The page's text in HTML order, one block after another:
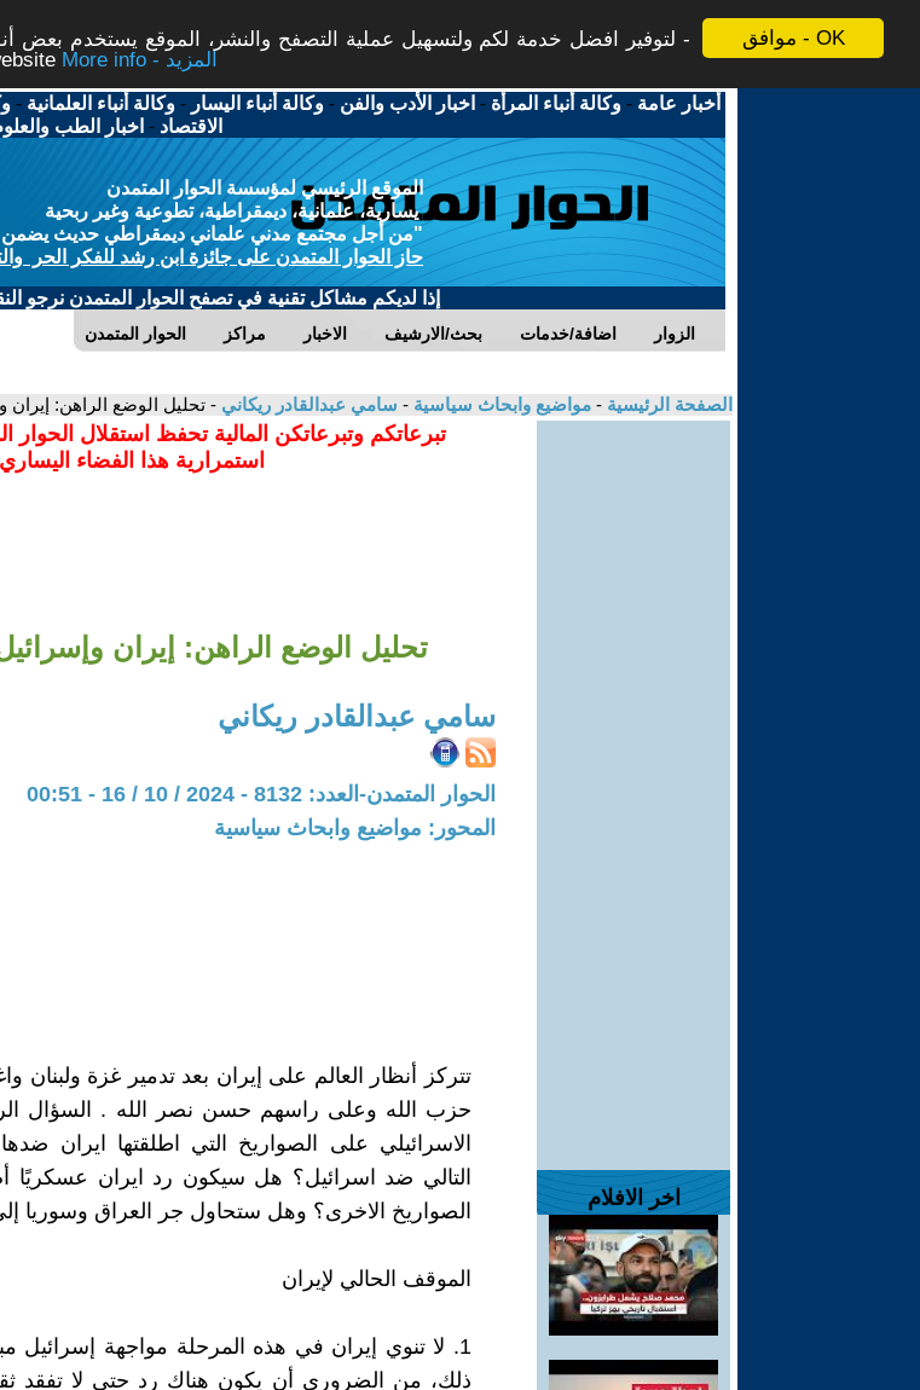
موافق - OK
لتوفير افضل خدمة لكم ولتسهيل عملية التصفح والنشر، الموقع يستخدم بعض
More info - المزيد
أخبار عامة -وكالة أنباء المرأة - اخبار الأدب والفن -وكالة أنباء اليسار -وكالة أنباء العلمانية -
الاقتصاد - اخبار الطب
الموقع الرئيسي لمؤسسة الحوار المتمدن
يسارية، علمانية، ديمقراطية، تطوعية وغير ربحية
"من أجل مجتمع مدني علماني ديمقراطي حديث يضمن
حاز الحوار المتمدن على جائزة ابن رشد للفكر الحر
إذا لديكم مشاكل تقنية في تصفح الحوار المتمدن نرجو
الحوار المتمدن مراكز الاخبار بحث/الارشيف اضافة/خدمات الزوار
الصفحة الرئيسية - مواضيع وابحاث سياسية - سامي عبدالقادر ريكاني - تحليل الوضع الراهن:
اخر الافلام
تبرعاتكم وتبرعاتكن المالية تحفظ استقلال
استمرارية هذا الفضاء
تحليل الوضع الراهن: إيران
سامي عبدالقادر ريكاني
الحوار المتمدن-العدد: 8132 - 2024 / 10 / 16 - 00:51
المحور: مواضيع وابحاث سياسية
تتركز أنظار العالم على إيران بعد تدمير غزة ولبنان
حزب الله وعلى راسهم حسن نصر الله . السؤال
الاسرائيلي على الصواريخ التي اطلقتها ايران
التالي ضد اسرائيل؟ هل سيكون رد ايران
الصواريخ الاخرى؟ وهل ستحاول جر العراق وسوريا
الموقف الحالي لإيران
1. لا تنوي إيران في هذه المرحلة مواجهة إسرائيل
ذلك، من الضروري أن يكون هناك رد حتى لا تفقد